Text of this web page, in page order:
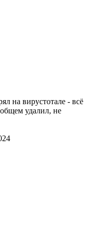
на вирустотале - всё
удалил, не